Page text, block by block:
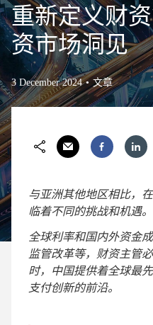
重新定义财
资市场洞见
3 December 2024 文章
与亚洲其他地区相比，
临着不同的挑战和机遇。
全球利率和国内外资金
监管改革等，财资主管
时，中国提供着全球最
支付创新的前沿。